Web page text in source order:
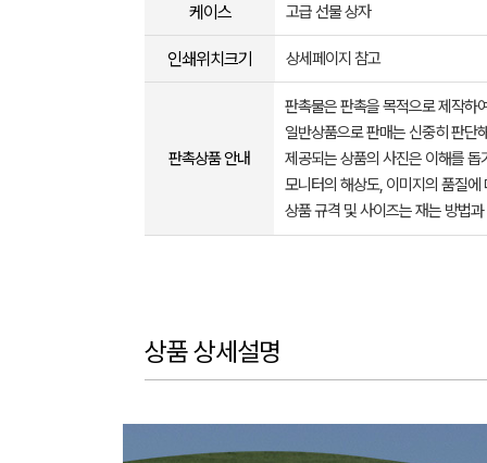
케이스 고급 선물 상자
인쇄위치크기 상세페이지 참고
판촉상품 안내
판촉물은 판촉을 목적으로 제작하
일반상품으로 판매는 신중히 판단
제공되는 상품의 사진은 이해를
모니터의 해상도, 이미지의 품질
상품 규격 및 사이즈는 재는 방법
상품 상세설명